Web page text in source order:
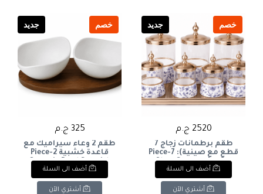
خصم جديد
2520 ج.م
طقم برطمانات زجاج 7
قطع مع صينية): 7-Piece
Glass Storage Jar Set
with Tray
أضف الى السلة
أشتري الآن
خصم جديد
325 ج.م
طقم 2 وعاء سيراميك مع
قاعدة خشبية 2-Piece
Ceramic Bowl Set with
Wooden Base
أضف الى السلة
أشتري الآن